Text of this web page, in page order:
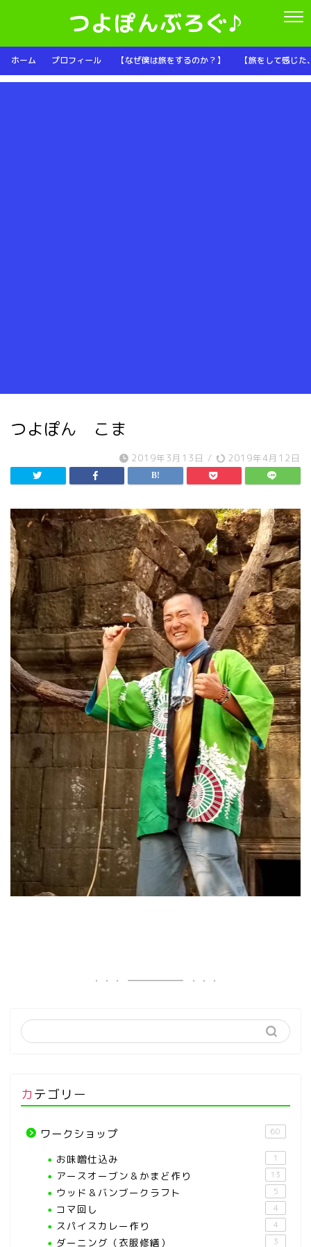
つよぽんぶろぐ♪
ホーム プロフィール 【なぜ僕は旅をするのか？】 【旅をして感じ
つよぽん こま
2019年3月13日 / 2019年4月12日
カテゴリー
ワークショップ 60
お味噌仕込み 1
アースオーブン＆かまど作り 13
ウッド＆バンブークラフト 5
コマ回し 4
スパイスカレー作り 4
ダーニング（衣服修繕） 3